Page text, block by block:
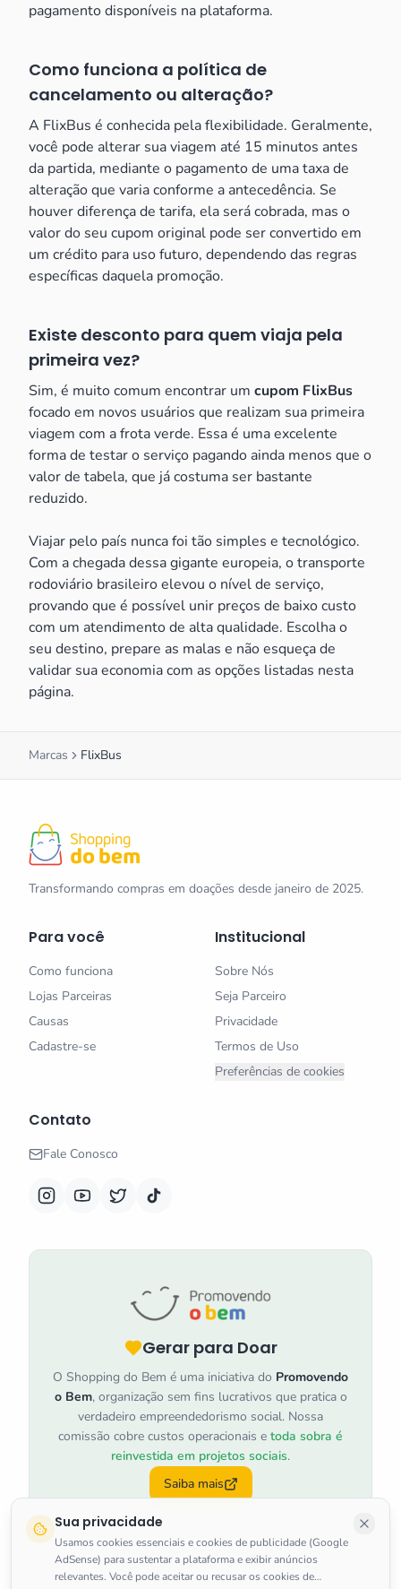
Sua privacidade
Usamos cookies essenciais e cookies de publicidade (Google
AdSense) para sustentar a plataforma e exibir anúncios
relevantes. Você pode aceitar ou recusar os cookies de
pagamento disponíveis na plataforma.
Como funciona a política de
cancelamento ou alteração?
A FlixBus é conhecida pela flexibilidade. Geralmente,
você pode alterar sua viagem até 15 minutos antes
da partida, mediante o pagamento de uma taxa de
alteração que varia conforme a antecedência. Se
houver diferença de tarifa, ela será cobrada, mas o
valor do seu cupom original pode ser convertido em
um crédito para uso futuro, dependendo das regras
específicas daquela promoção.
Existe desconto para quem viaja pela
primeira vez?
Sim, é muito comum encontrar um cupom FlixBus
focado em novos usuários que realizam sua primeira
viagem com a frota verde. Essa é uma excelente
forma de testar o serviço pagando ainda menos que o
valor de tabela, que já costuma ser bastante
reduzido.
Viajar pelo país nunca foi tão simples e tecnológico.
Com a chegada dessa gigante europeia, o transporte
rodoviário brasileiro elevou o nível de serviço,
provando que é possível unir preços de baixo custo
com um atendimento de alta qualidade. Escolha o
seu destino, prepare as malas e não esqueça de
validar sua economia com as opções listadas nesta
página.
Marcas FlixBus
Transformando compras em doações desde janeiro de 2025.
Para você
Como funciona
Lojas Parceiras
Causas
Cadastre-se
Institucional
Sobre Nós
Seja Parceiro
Privacidade
Termos de Uso
Preferências de cookies
Contato
Fale Conosco
Gerar para Doar
O Shopping do Bem é uma iniciativa do Promovendo
o Bem, organização sem fins lucrativos que pratica o
verdadeiro empreendedorismo social. Nossa
comissão cobre custos operacionais e toda sobra é
reinvestida em projetos sociais.
Saiba mais